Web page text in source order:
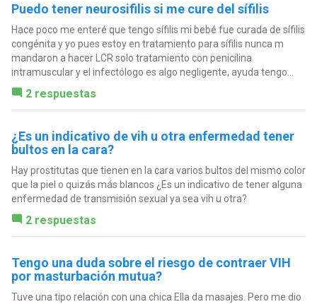
Puedo tener neurosifilis si me cure del sífilis
Hace poco me enteré que tengo sífilis mi bebé fue curada de sífilis
congénita y yo pues estoy en tratamiento para sífilis nunca m
mandaron a hacer LCR solo tratamiento con penicilina
intramuscular y el infectólogo es algo negligente, ayuda tengo...
2 respuestas
¿Es un indicativo de vih u otra enfermedad tener
bultos en la cara?
Hay prostitutas que tienen en la cara varios bultos del mismo color
que la piel o quizás más blancos ¿Es un indicativo de tener alguna
enfermedad de transmisión sexual ya sea vih u otra?
2 respuestas
Tengo una duda sobre el riesgo de contraer VIH
por masturbación mutua?
Tuve una tipo relación con una chica Ella da masajes. Pero me dio